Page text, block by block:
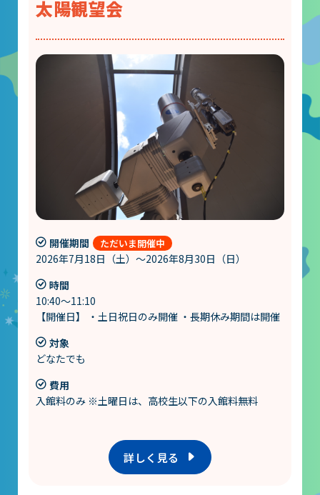
太陽観望会
開催期間
2026年7月18日（土）～2026年8月30日（日）
時間
10:40～11:10
【開催日】 ・土日祝日のみ開催 ・長期休み期間は開催
対象
どなたでも
費用
入館料のみ ※土曜日は、高校生以下の入館料無料
詳しく見る